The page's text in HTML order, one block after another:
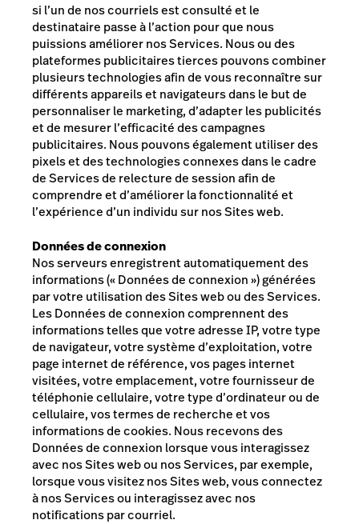
si l’un de nos courriels est consulté et le
destinataire passe à l’action pour que nous
puissions améliorer nos Services. Nous ou des
plateformes publicitaires tierces pouvons combiner
plusieurs technologies afin de vous reconnaître sur
différents appareils et navigateurs dans le but de
personnaliser le marketing, d’adapter les publicités
et de mesurer l’efficacité des campagnes
publicitaires. Nous pouvons également utiliser des
pixels et des technologies connexes dans le cadre
de Services de relecture de session afin de
comprendre et d’améliorer la fonctionnalité et
l’expérience d’un individu sur nos Sites web.
Données de connexion
Nos serveurs enregistrent automatiquement des
informations (« Données de connexion ») générées
par votre utilisation des Sites web ou des Services.
Les Données de connexion comprennent des
informations telles que votre adresse IP, votre type
de navigateur, votre système d’exploitation, votre
page internet de référence, vos pages internet
visitées, votre emplacement, votre fournisseur de
téléphonie cellulaire, votre type d’ordinateur ou de
cellulaire, vos termes de recherche et vos
informations de cookies. Nous recevons des
Données de connexion lorsque vous interagissez
avec nos Sites web ou nos Services, par exemple,
lorsque vous visitez nos Sites web, vous connectez
à nos Services ou interagissez avec nos
notifications par courriel.